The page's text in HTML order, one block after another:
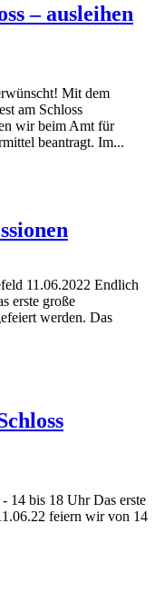
– ausleihen
Mit dem
am Schloss
wir beim Amt für
beantragt. Im...
11.06.2022 Endlich
erste große
werden. Das
14 bis 18 Uhr Das erste
feiern wir von 14